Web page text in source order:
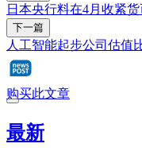
日本央行料在4月收紧
下一篇
人工智能起步公司估值
购买此文章
最新